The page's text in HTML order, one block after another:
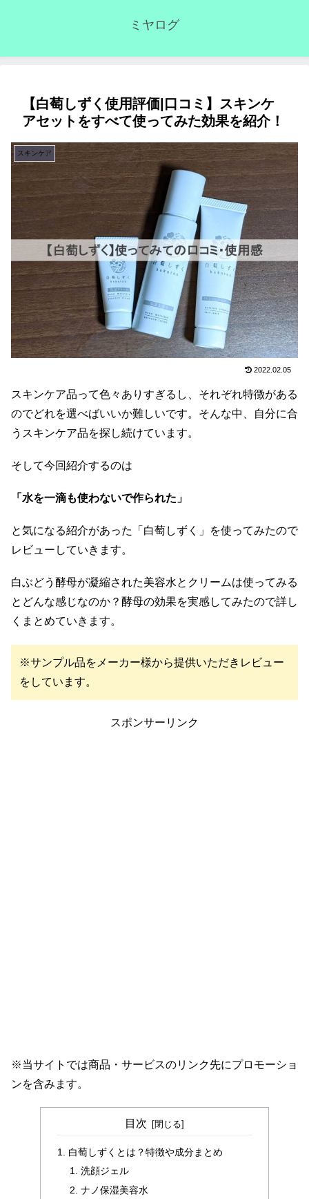
ミヤログ
【白萄しずく使用評価|口コミ】スキンケ
アセットをすべて使ってみた効果を紹介！
スキンケア
2022.02.05
スキンケア品って色々ありすぎるし、それぞれ特徴がある
のでどれを選べばいいか難しいです。そんな中、自分に合
うスキンケア品を探し続けています。
そして今回紹介するのは
「水を一滴も使わないで作られた」
と気になる紹介があった「白萄しずく」を使ってみたので
レビューしていきます。
白ぶどう酵母が凝縮された美容水とクリームは使ってみる
とどんな感じなのか？酵母の効果を実感してみたので詳し
くまとめていきます。
※サンプル品をメーカー様から提供いただきレビュー
をしています。
スポンサーリンク
※当サイトでは商品・サービスのリンク先にプロモーショ
ンを含みます。
目次
白萄しずくとは？特徴や成分まとめ
洗顔ジェル
ナノ保湿美容水